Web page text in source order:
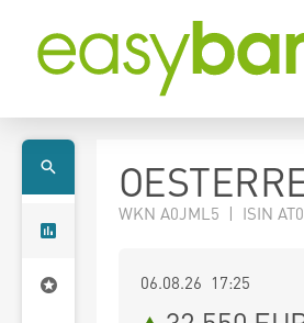
WKN A0JML5 | ISIN
06.08.26 17:25